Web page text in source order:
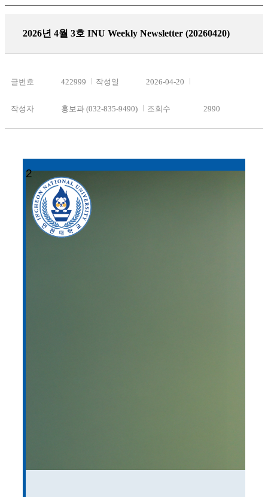
2026년 4월 3호 INU Weekly Newsletter (20260420)
글번호 422999 작성일 2026-04-20
작성자 홍보과 (032-835-9490) 조회수 2990
2